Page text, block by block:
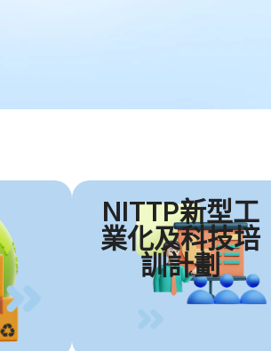
NITTP新型工
業化及科技培
訓計劃